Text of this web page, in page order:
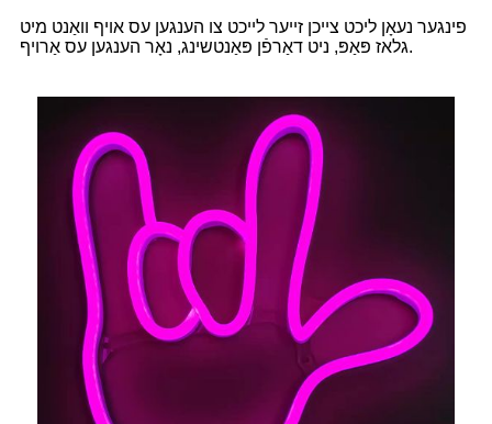
פינגער נעאָן ליכט צייכן זייער לייכט צו הענגען עס אויף וואַנט מיט
גלאז פּאַפּ, ניט דאַרפֿן פּאַנטשינג, נאָר הענגען עס אַרויף.